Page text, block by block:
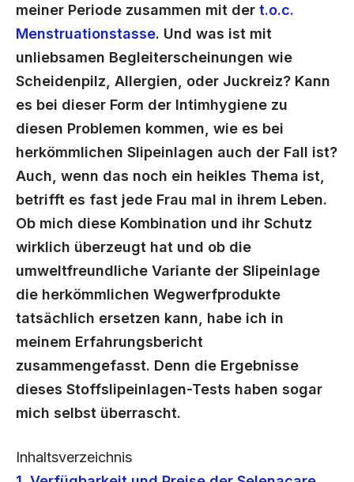
meiner Periode zusammen mit der t.o.c.
Menstruationstasse. Und was ist mit
unliebsamen Begleiterscheinungen wie
Scheidenpilz, Allergien, oder Juckreiz? Kann
es bei dieser Form der Intimhygiene zu
diesen Problemen kommen, wie es bei
herkömmlichen Slipeinlagen auch der Fall ist?
Auch, wenn das noch ein heikles Thema ist,
betrifft es fast jede Frau mal in ihrem Leben.
Ob mich diese Kombination und ihr Schutz
wirklich überzeugt hat und ob die
umweltfreundliche Variante der Slipeinlage
die herkömmlichen Wegwerfprodukte
tatsächlich ersetzen kann, habe ich in
meinem Erfahrungsbericht
zusammengefasst. Denn die Ergebnisse
dieses Stoffslipeinlagen-Tests haben sogar
mich selbst überrascht.
Inhaltsverzeichnis